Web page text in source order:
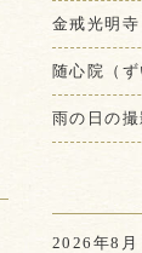
金戒光明寺
随心院（ず
雨の日の撮
2026年8月